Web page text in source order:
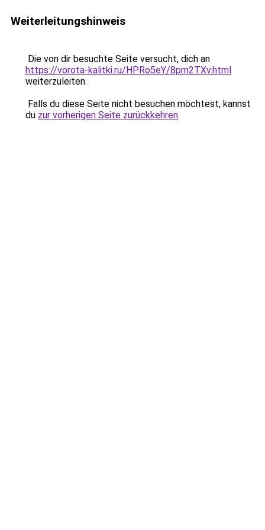
Weiterleitungshinweis
Die von dir besuchte Seite versucht, dich an
https://vorota-kalitki.ru/HPRo5eY/8pm2TXv.html
weiterzuleiten.
Falls du diese Seite nicht besuchen möchtest, kannst
du zur vorherigen Seite zurückkehren.